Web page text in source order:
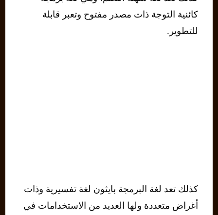
كائنية التوجة ذات مصدر مفتوح وتعبر قابلة
للتطوير.
كذلك تعد لغة البرمجة بايثون لغة تفسيرية وذات
أغراض متعددة ولها العديد من الاستخدامات في